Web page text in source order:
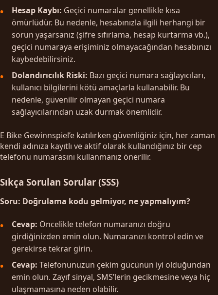
Hesap Kaybı: Geçici numaralar genellikle kısa
ömürlüdür. Bu nedenle, hesabınızla ilgili herhangi bir
sorun yaşarsanız (şifre sıfırlama, hesap kurtarma vb.),
geçici numaraya erişiminiz olmayacağından hesabınızı
kaybedebilirsiniz.
Dolandırıcılık Riski: Bazı geçici numara sağlayıcıları,
kullanıcı bilgilerini kötü amaçlarla kullanabilir. Bu
nedenle, güvenilir olmayan geçici numara
sağlayıcılarından uzak durmak önemlidir.
E Bike Gewinnspiel’e katılırken güvenliğiniz için, her zaman
kendi adınıza kayıtlı ve aktif olarak kullandığınız bir cep
telefonu numarasını kullanmanız önerilir.
Sıkça Sorulan Sorular (SSS)
Soru: Doğrulama kodu gelmiyor, ne yapmalıyım?
Cevap: Öncelikle telefon numaranızı doğru
girdiğinizden emin olun. Numaranızı kontrol edin ve
gerekirse tekrar girin.
Cevap: Telefonunuzun çekim gücünün iyi olduğundan
emin olun. Zayıf sinyal, SMS’lerin gecikmesine veya hiç
ulaşmamasına neden olabilir.